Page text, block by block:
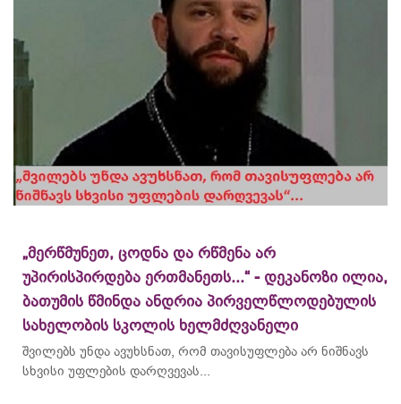
„მერწმუნეთ, ცოდნა და რწმენა არ
უპირისპირდება ერთმანეთს...“ - დეკანოზი ილია,
ბათუმის წმინდა ანდრია პირველწლოდებულის
სახელობის სკოლის ხელმძღვანელი
შვილებს უნდა ავუხსნათ, რომ თავისუფლება არ ნიშნავს
სხვისი უფლების დარღვევას...